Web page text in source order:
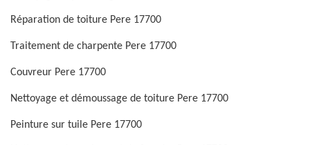
Réparation de toiture Pere 17700
Traitement de charpente Pere 17700
Couvreur Pere 17700
Nettoyage et démoussage de toiture Pere 17700
Peinture sur tuile Pere 17700